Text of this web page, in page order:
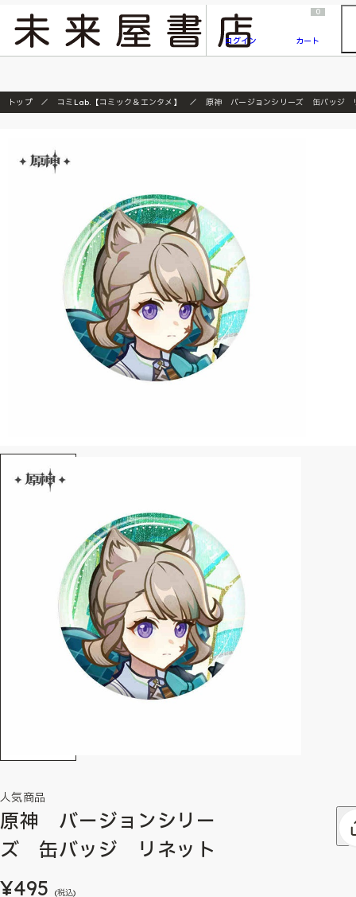
『ONE PIECE magazine 021 ONE PIECEカード付き同梱版』発売延期のご案内
ログイン
0
カート
トップ コミLab.【コミック＆エンタメ】 原神 バージョンシリーズ 缶バッジ
人気商品
原神 バージョンシリー
ズ 缶バッジ リネット
¥495 (税込)